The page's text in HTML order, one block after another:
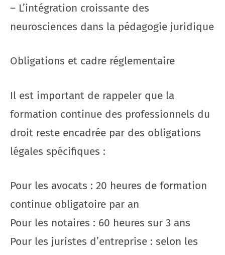
– L’intégration croissante des
neurosciences dans la pédagogie juridique
Obligations et cadre réglementaire
Il est important de rappeler que la
formation continue des professionnels du
droit reste encadrée par des obligations
légales spécifiques :
Pour les avocats : 20 heures de formation
continue obligatoire par an
Pour les notaires : 60 heures sur 3 ans
Pour les juristes d’entreprise : selon les